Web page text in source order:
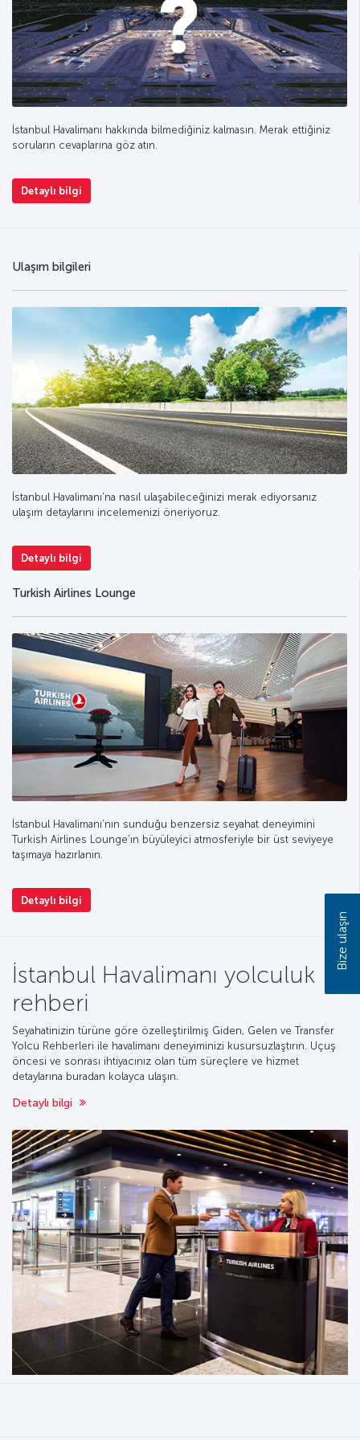
İstanbul Havalimanı hakkında bilmediğiniz kalmasın. Merak ettiğiniz
soruların cevaplarına göz atın.
Detaylı bilgi
Ulaşım bilgileri
İstanbul Havalimanı'na nasıl ulaşabileceğinizi merak ediyorsanız
ulaşım detaylarını incelemenizi öneriyoruz.
Detaylı bilgi
Turkish Airlines Lounge
İstanbul Havalimanı’nın sunduğu benzersiz seyahat deneyimini
Turkish Airlines Lounge’ın büyüleyici atmosferiyle bir üst seviyeye
taşımaya hazırlanın.
Detaylı bilgi
İstanbul Havalimanı yolculuk
rehberi
Seyahatinizin türüne göre özelleştirilmiş Giden, Gelen ve Transfer
Yolcu Rehberleri ile havalimanı deneyiminizi kusursuzlaştırın. Uçuş
öncesi ve sonrası ihtiyacınız olan tüm süreçlere ve hizmet
detaylarına buradan kolayca ulaşın.
Detaylı bilgi
Bize ulaşın